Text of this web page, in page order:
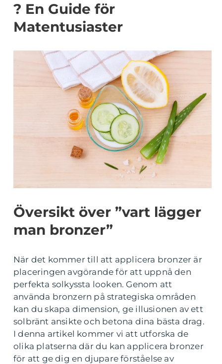
? En Guide för
Matentusiaster
Översikt över ”vart lägger
man bronzer”
När det kommer till att applicera bronzer är
placeringen avgörande för att uppnå den
perfekta solkyssta looken. Genom att
använda bronzern på strategiska områden
kan du skapa dimension, ge illusionen av ett
solbränt ansikte och betona dina bästa drag.
I denna artikel kommer vi att utforska de
olika platserna där du kan applicera bronzer
för att ge dig en djupare förståelse av